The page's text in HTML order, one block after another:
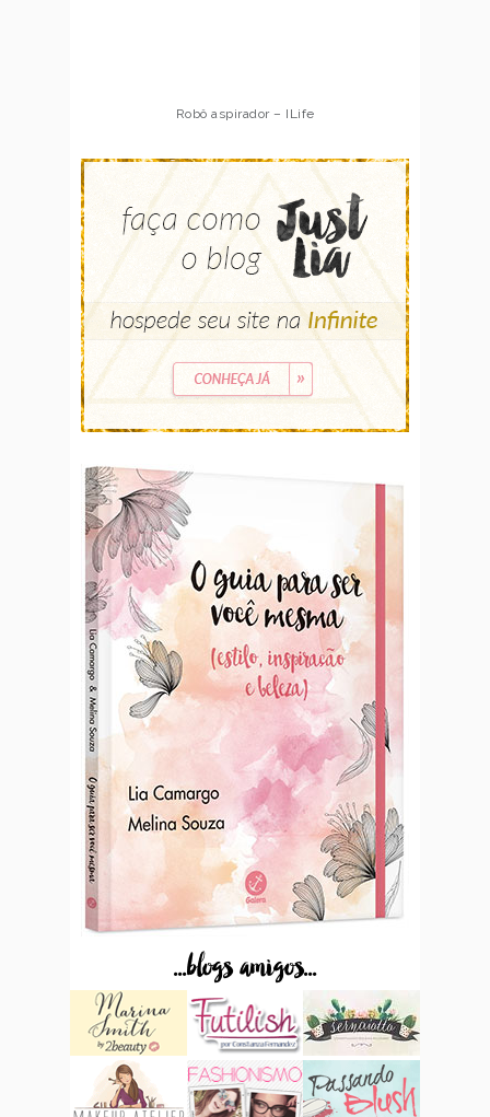
Robô aspirador – ILife
...blogs amigos...